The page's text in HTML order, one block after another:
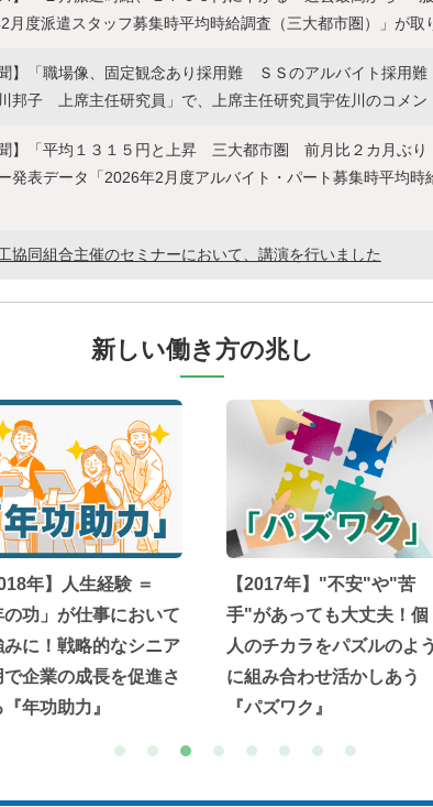
月度派遣スタッフ募集時平均時給調査（三大都市圏）」が取
聞】「職場像、固定観念あり採用難 ＳＳのアルバイト採用
子 上席主任研究員」で、上席主任研究員宇佐川のコメン
聞】「平均１３１５円と上昇 三大都市圏 前月比２カ月ぶ
発表データ「2026年2月度アルバイト・パート募集時平均
協同組合主催のセミナーにおいて、講演を行いました
新しい働き方の兆し
年】人生経験 ＝
の功」が仕事において
みに！戦略的なシニア
で企業の成長を促進さ
年功助力』
【2017年】"不安"や"苦
手"があっても大丈夫！個
人のチカラをパズルのよう
に組み合わせ活かしあう
『パズワク』
1 2 3 4 5 6 7 8